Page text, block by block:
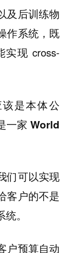
及后训练物
作系统，既
现 cross-
是本体公
一家 World
们可以实现
客户的不是
。
户预算自动